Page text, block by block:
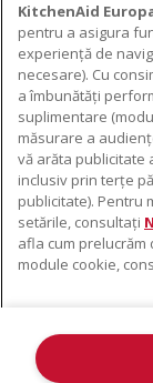
DESPRE
Despre KitchenAid
Istoria mărcii
ODR
PRODUSELE
Electrocasnice mici
Accesorii pentru
SUPORT
De unde cumpărați
Localizator centre
Contacte
KitchenAid
pentru a asigura
experiență de
necesare). Cu
a îmbunătăți
suplimentare
măsurare a
vă arăta publicitate
inclusiv prin terțe
publicitate). Pentru
setările, consultați
afla cum
module cookie,